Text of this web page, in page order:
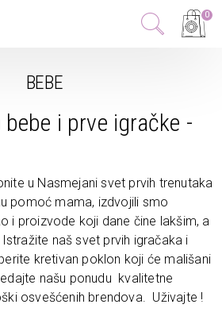
0
BEBE
i prve igračke -
u Nasmejani svet prvih trenutaka
pomoć mama, izdvojili smo
i proizvode koji dane čine lakšim, a
naš svet prvih igračaka i
kretivan poklon koji će mališani
našu ponudu kvalitetne
osvešćenih brendova. Uživajte !